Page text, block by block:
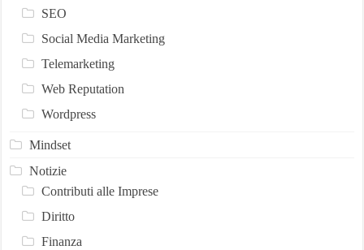
SEO
Social Media Marketing
Telemarketing
Web Reputation
Wordpress
Mindset
Notizie
Contributi alle Imprese
Diritto
Finanza